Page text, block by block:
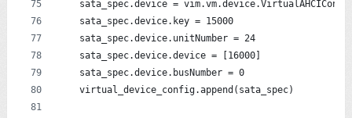
sata_spec.device =
    sata_spec.device.key = 15000
    sata_spec.device.unitNumber = 24
    sata_spec.device.device = [16000]
    sata_spec.device.busNumber = 0
    virtual_device_config.append(sata_spec)